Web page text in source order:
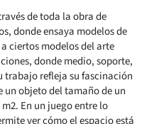
de toda la obra de
donde ensaya modelos de
ciertos modelos del arte
donde medio, soporte,
trabajo refleja su fascinación
un objeto del tamaño de un
En un juego entre lo
ver cómo el espacio está